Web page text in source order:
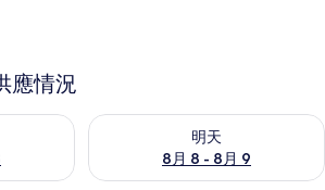
應情況
的供應情況
明天
8月 8 - 8月 9
查看明天 (8月 8 - 8月 9) 的供